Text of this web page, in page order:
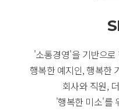
'소통경영'을 기반으
행복한 예지인, 행복한
회사와 직원,
'행복한 미소'를